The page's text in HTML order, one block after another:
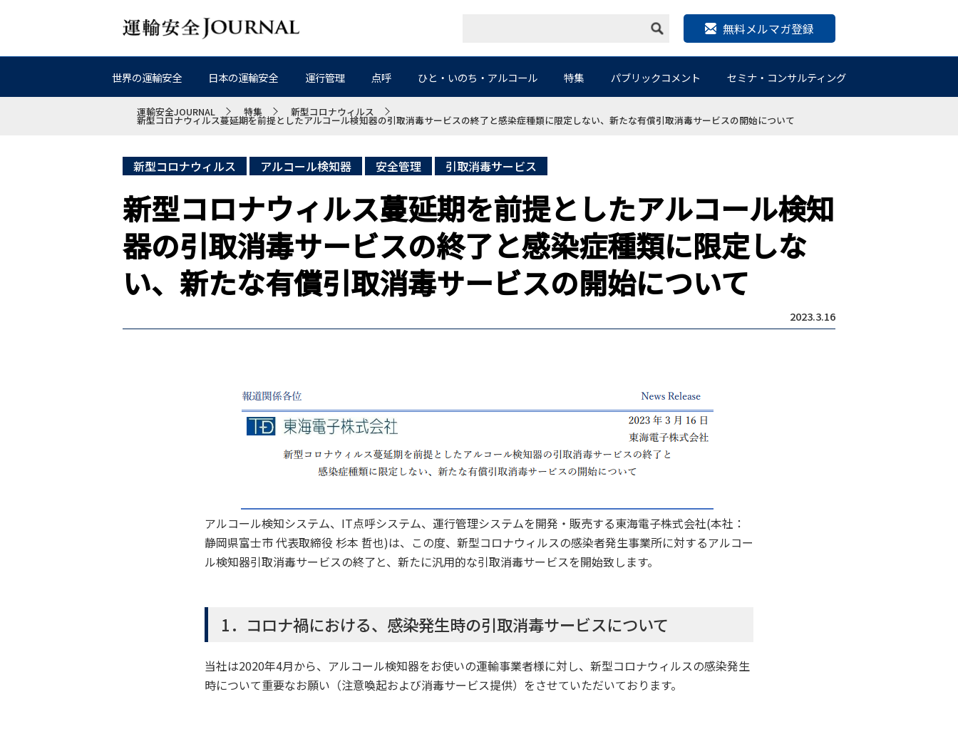
無料メルマガ登録
世界の運輸安全 日本の運輸安全 運行管理 点呼 ひと・いのち・アルコール 特集 パブリックコメント セミナ・コンサルティング
運輸安全JOURNAL 特集 新型コロナウィルス
新型コロナウィルス蔓延期を前提としたアルコール検知器の引取消毒サービスの終了と感染症種類に限定しない、新たな有償引取消毒サービスの開始について
新型コロナウィルス アルコール検知器 安全管理 引取消毒サービス
新型コロナウィルス蔓延期を前提としたアルコール検知
器の引取消毒サービスの終了と感染症種類に限定しな
い、新たな有償引取消毒サービスの開始について
2023.3.16
アルコール検知システム、IT点呼システム、運行管理システムを開発・販売する東海電子株式会社(本社：
静岡県富士市 代表取締役 杉本 哲也)は、この度、新型コロナウィルスの感染者発生事業所に対するアルコー
ル検知器引取消毒サービスの終了と、新たに汎用的な引取消毒サービスを開始致します。
1．コロナ禍における、感染発生時の引取消毒サービスについて
当社は2020年4月から、アルコール検知器をお使いの運輸事業者様に対し、新型コロナウィルスの感染発生
時について重要なお願い（注意喚起および消毒サービス提供）をさせていただいております。